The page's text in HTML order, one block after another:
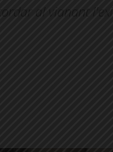
al vianant